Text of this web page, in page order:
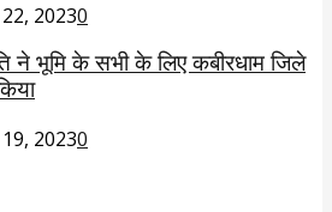
20230
ने भूमि के सभी के लिए कबीरधाम जिले
20230